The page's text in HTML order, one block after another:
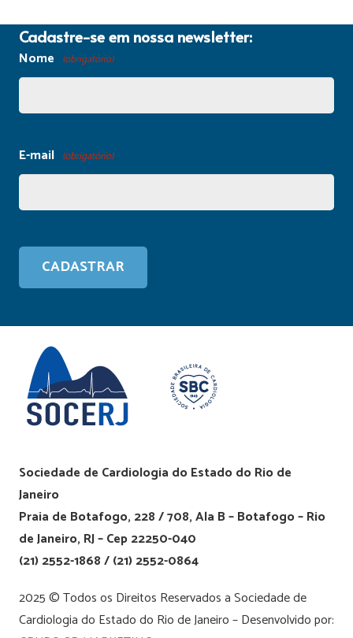
Cadastre-se em nossa newsletter:
Nome (obrigatório)
E-mail (obrigatório)
Sociedade de Cardiologia do Estado do Rio de
Janeiro
Praia de Botafogo, 228 / 708, Ala B – Botafogo – Rio
de Janeiro, RJ – Cep 22250-040
(21) 2552-1868 / (21) 2552-0864
2025 © Todos os Direitos Reservados a Sociedade de
Cardiologia do Estado do Rio de Janeiro – Desenvolvido por: